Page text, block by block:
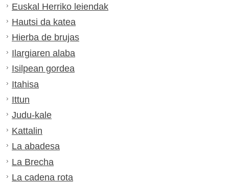
Euskal Herriko leiendak
Hautsi da katea
Hierba de brujas
Ilargiaren alaba
Isilpean gordea
Itahisa
Ittun
Judu-kale
Kattalin
La abadesa
La Brecha
La cadena rota